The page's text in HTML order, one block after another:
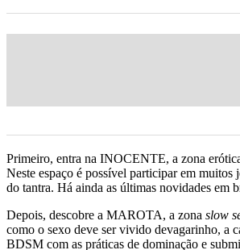
Primeiro, entra na INOCENTE, a zona
Neste espaço é possível participar em
do tantra. Há ainda as últimas novidades em
Depois, descobre a MAROTA, a zona slow
como o sexo deve ser vivido devagarinho, a
BDSM com as práticas de dominação e